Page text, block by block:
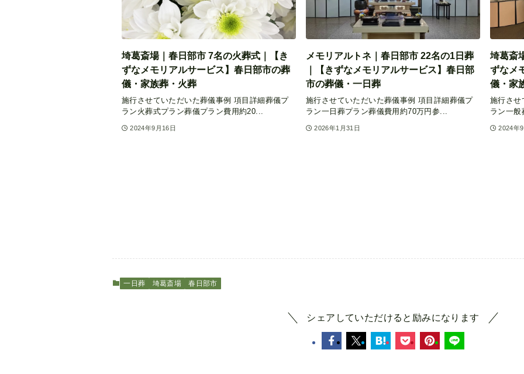
埼葛斎場｜春日部市 7名の火葬式｜【き
ずなメモリアルサービス】春日部市の葬
儀・家族葬・火葬
施行させていただいた葬儀事例 項目詳細葬儀プ
ラン火葬式プラン葬儀プラン費用約20...
2024年9月16日
メモリアルトネ｜春日部市 22名の1日葬
｜【きずなメモリアルサービス】春日部
市の葬儀・一日葬
施行させていただいた葬儀事例 項目詳細葬儀プ
ラン一日葬プラン葬儀費用約70万円参...
2026年1月31日
埼葛斎
ずなメ
儀・家
施行させ
ラン一般
2024年
一日葬 埼葛斎場 春日部市
シェアしていただけると励みになります